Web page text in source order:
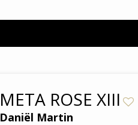
META ROSE XIII
Daniël Martin